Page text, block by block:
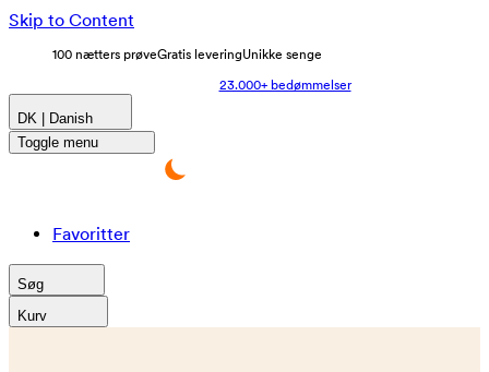
Skip to Content
100 nætters prøveGratis leveringUnikke senge
23.000+ bedømmelser
DK | Danish
Toggle menu
Favoritter
Søg
Kurv